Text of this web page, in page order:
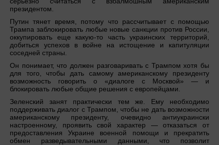
президентом.
Путин тянет время, потому что рассчитывает с помощью
Трампа заблокировать любые новые санкции против России,
оккупировать еще какую-то часть украинских территорий,
добиться успехов в войне на истощение и капитуляции
соседней страны.
Он понимает, что должен разговаривать с Трампом хотя бы
для того, чтобы дать самому американскому президенту
возможность говорить о «диалоге с Москвой» — и
блокировать любые общие решения с европейцами.
Зеленский занят практически тем же. Ему необходимо
поддерживать диалог с Трампом, чтобы не дать возможности
американскому президенту, очевидно антиукраински
настроенному, проявить свой характер — отказаться от
предоставления Украине военной помощи и прекратить
обмен разведывательными данными, что позволит